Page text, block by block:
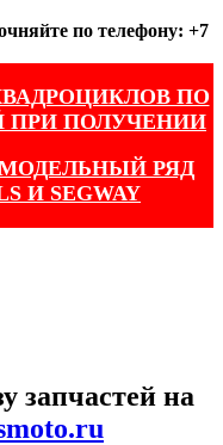
по телефону: +7
ПО
ПРИ ПОЛУЧЕНИИ
МОДЕЛЬНЫЙ РЯД
И SEGWAY
запчастей на